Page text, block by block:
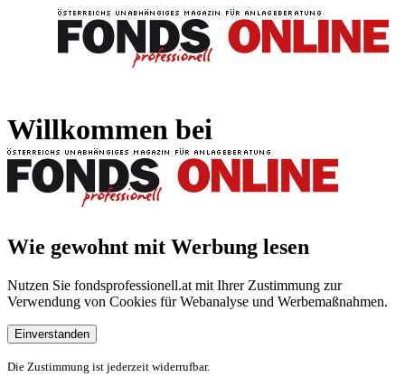
Willkommen bei
Wie gewohnt mit Werbung lesen
Nutzen Sie fondsprofessionell.at mit Ihrer Zustimmung zur
Verwendung von Cookies für Webanalyse und Werbemaßnahmen.
Einverstanden
Die Zustimmung ist jederzeit widerrufbar.